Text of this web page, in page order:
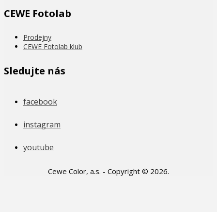
CEWE Fotolab
Prodejny
CEWE Fotolab klub
Sledujte nás
facebook
instagram
youtube
Cewe Color, a.s. - Copyright © 2026.